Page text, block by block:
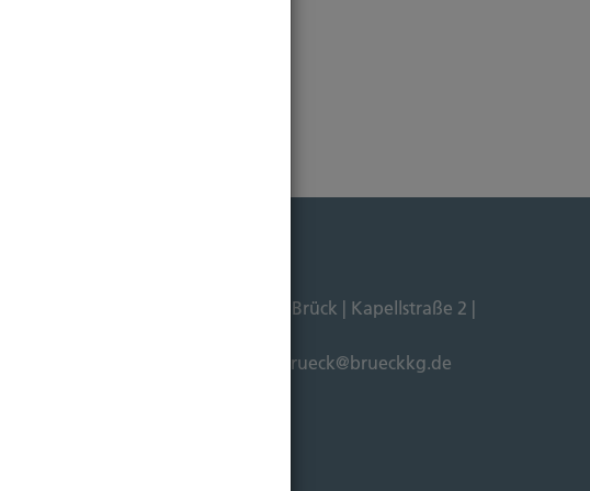
| Inhaber: Dipl. Ökonom Johannes Brück | Kapellstraße 2 |
brueck@brueckkg.de